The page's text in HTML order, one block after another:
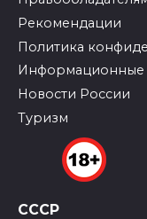
Рекомендации
Политика
Информационные
Новости России
Туризм
СССР